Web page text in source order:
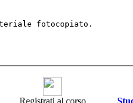
fotocopiato.
Registrati al corso